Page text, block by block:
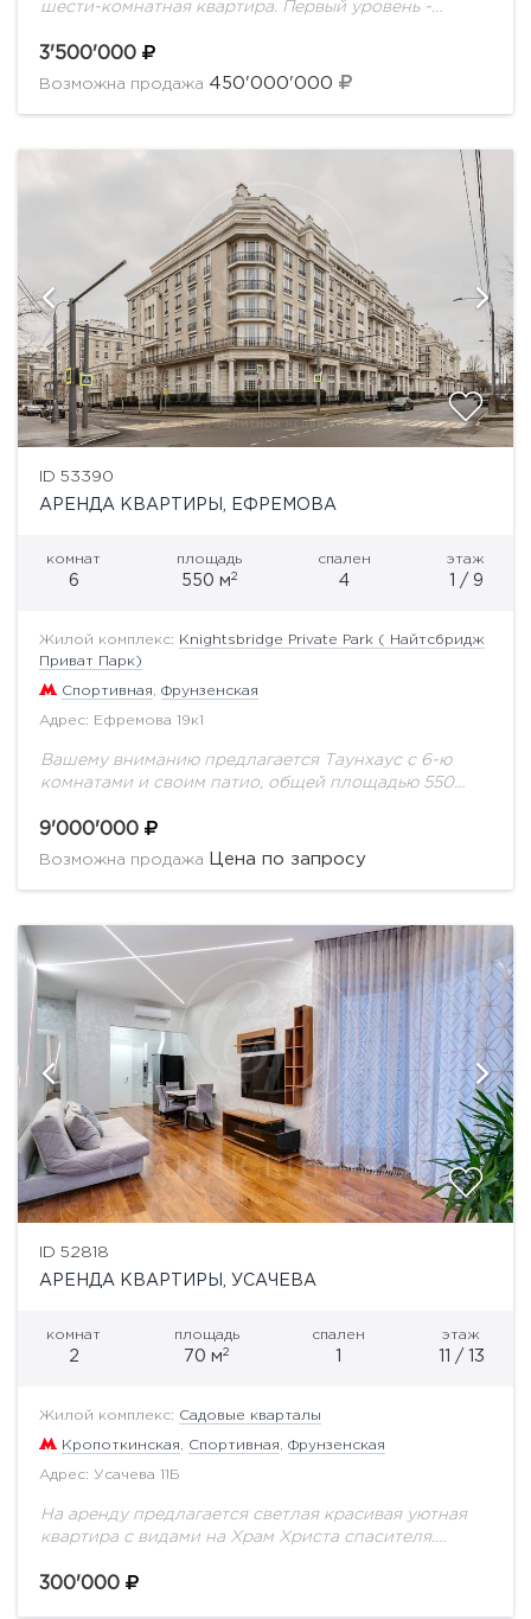
шести-комнатная квартира. Первый уровень -
потолков в гостиной достигает 5 метров,
панорамное остекление, кухня с обеденной...
3'500'000
Возможна продажа 450'000'000
ID 53390
АРЕНДА КВАРТИРЫ, ЕФРЕМОВА
комнат
6
площадь
550 м2
спален
4
этаж
1 / 9
Жилой комплекс:
Knightsbridge Private Park ( Найтсбридж
Приват Парк)
Спортивная Фрунзенская
Адрес: Ефремова 19к1
Вашему вниманию предлагается Таунхаус с 6-ю
комнатами и своим патио, общей площадью 550
"Knightsbridge Private Park". Комплекс
располагается в Хамовниках,...
9'000'000
Возможна продажа Цена по запросу
ID 52818
АРЕНДА КВАРТИРЫ, УСАЧЕВА
комнат
2
площадь
70 м2
спален
1
этаж
11 / 13
Жилой комплекс: Садовые кварталы
Кропоткинская Спортивная Фрунзенская
Адрес: Усачева 11Б
На аренду предлагается светлая красивая уютная
квартира с видами на Храм Христа спасителя.
пространстве, спальня , гардеробная, прихожая ,
300'000